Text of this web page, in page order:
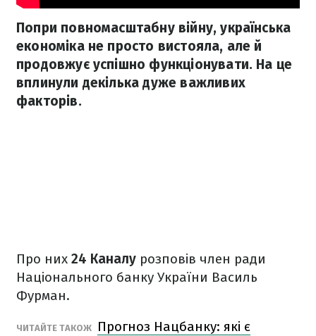
Попри повномасштабну війну, українська
економіка не просто вистояла, але й
продовжує успішно функціонувати. На це
вплинули декілька дуже важливих
факторів.
Про них 24 Каналу розповів член ради
Національного банку України Василь
Фурман.
ЧИТАЙТЕ ТАКОЖ
Прогноз Нацбанку: які є